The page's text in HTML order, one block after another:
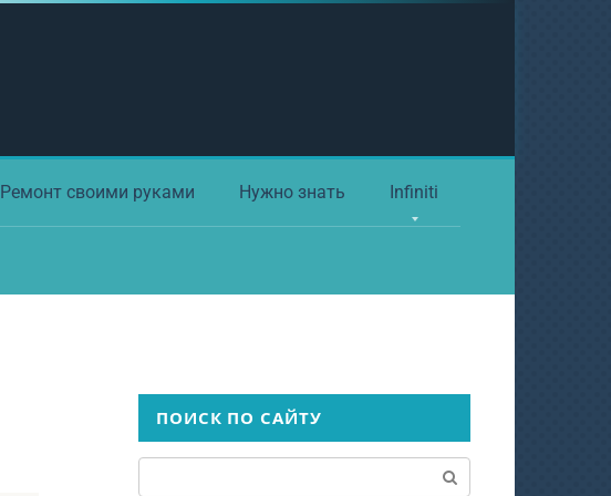
Ремонт своими руками Нужно знать Infiniti
ПОИСК ПО САЙТУ